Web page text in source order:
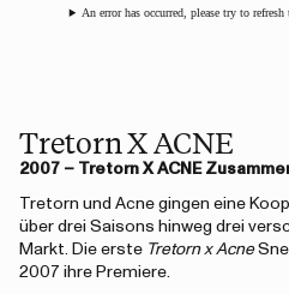
An error has occurred, please try to
Tretorn X ACNE
2007 – Tretorn X ACNE
Tretorn und Acne gingen eine
über drei Saisons hinweg drei
Markt. Die erste Tretorn x Acne
2007 ihre Premiere.